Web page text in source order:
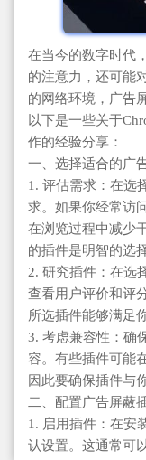
在当今的数字时代
的注意力，还可能
的网络环境，广告
以下是一些关于
作的经验分享：
一、选择适合的广
1. 评估需求：在选
求。如果你经常访
在浏览过程中减少
的插件是明智的选择
2. 研究插件：在选
查看用户评价和评
所选插件能够满足
3. 考虑兼容性：确
容。有些插件可能
因此要确保插件与
二、配置广告屏蔽
1. 启用插件：在安
认设置。这通常可